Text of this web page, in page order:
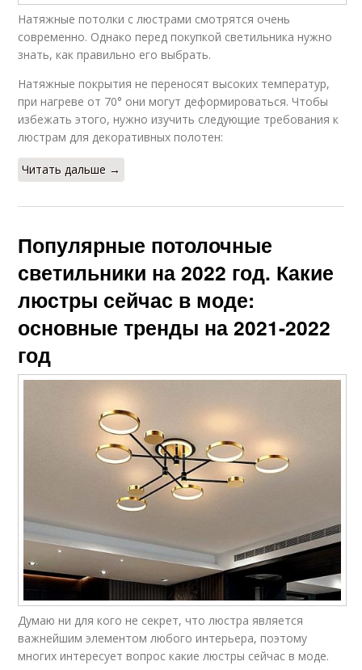
Натяжные потолки с люстрами смотрятся очень
современно. Однако перед покупкой светильника нужно
знать, как правильно его выбрать.
Натяжные покрытия не переносят высоких температур,
при нагреве от 70° они могут деформироваться. Чтобы
избежать этого, нужно изучить следующие требования к
люстрам для декоративных полотен:
Читать дальше →
Популярные потолочные
светильники на 2022 год. Какие
люстры сейчас в моде:
основные тренды на 2021-2022
год
Думаю ни для кого не секрет, что люстра является
важнейшим элементом любого интерьера, поэтому
многих интересует вопрос какие люстры сейчас в моде.